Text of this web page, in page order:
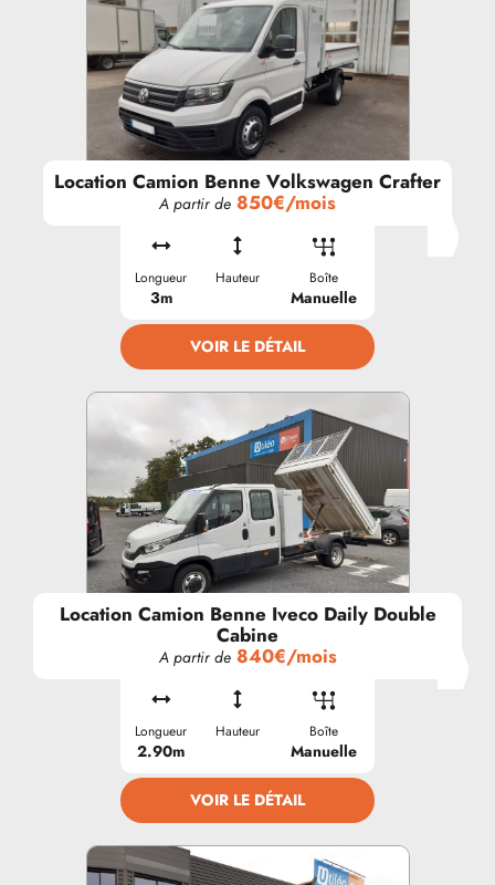
Location Camion Benne Volkswagen Crafter
A partir de 850€/mois
Longueur
3m
Hauteur Boîte
Manuelle
VOIR LE DÉTAIL
Location Camion Benne Iveco Daily Double
Cabine
A partir de 840€/mois
Longueur
2.90m
Hauteur Boîte
Manuelle
VOIR LE DÉTAIL